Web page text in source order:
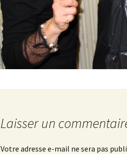
Laisser un
Votre adresse e-mail ne sera pas